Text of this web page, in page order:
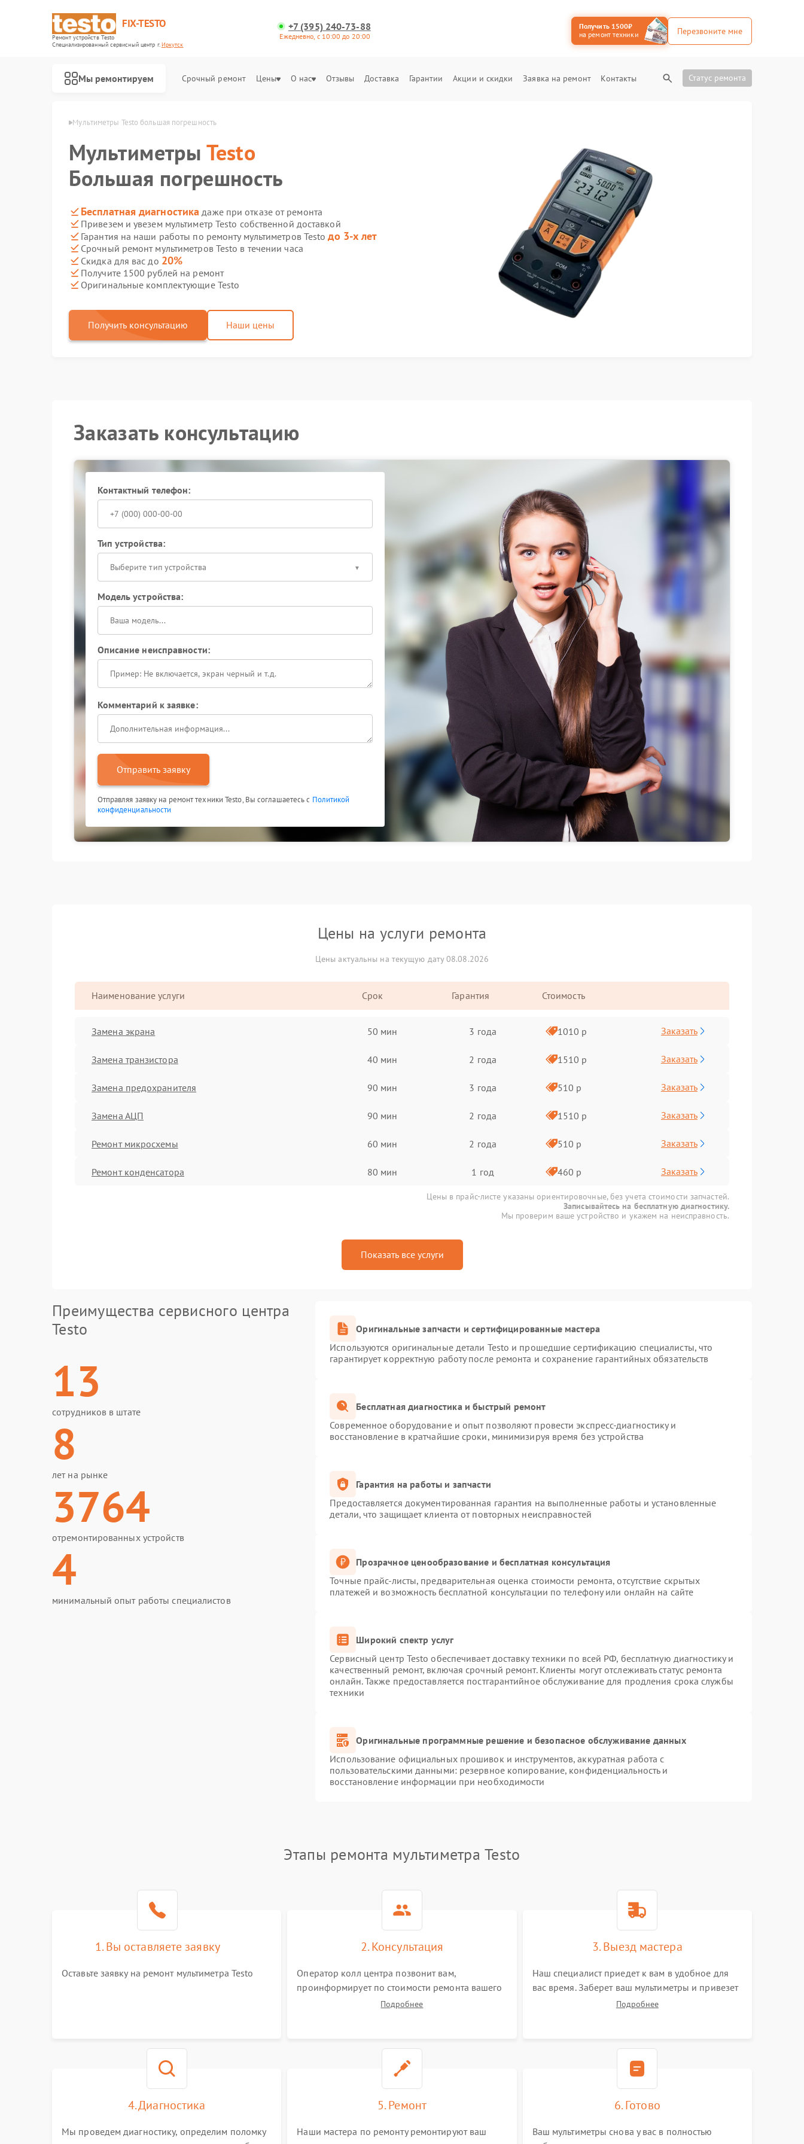
FIX-TESTO
Ремонт устройств Testo
Специализированный cервисный центр г.Иркутск
+7 (395) 240-73-88
Ежедневно, с 10:00 до 20:00
Получить 1500₽
на ремонт техники
Перезвоните мне
Мы ремонтируем Срочный ремонт Цены О нас Отзывы Доставка Гарантии Акции и скидки Заявка на ремонт Контакты Статус ремонта
Testo в Иркутске Мультиметры Testo большая погрешность
МультиметрыTesto
Большая погрешность
Бесплатная диагностика даже при отказе от ремонта
Привезем и увезем мультиметр Testo собственной доставкой
Гарантия на наши работы по ремонту мультиметров Testoдо 3-х лет
Срочный ремонт мультиметров Testo в течении часа
Скидка для вас до 20%
Получите 1500 рублей на ремонт
Оригинальные комплектующие Testo
Получить консультацию Наши цены
Заказать консультацию
Контактный телефон:
Тип устройства:
Выберите тип устройства
Модель устройства:
Описание неисправности:
Комментарий к заявке:
Отправить заявку
Отправляя заявку на ремонт техники Testo, Вы соглашаетесь с Политикой
конфиденциальности
Цены на услуги ремонта
Цены актуальны на текущую дату 08.08.2026
Наименование услуги Срок Гарантия Стоимость
Замена экрана 50 мин 3 года 1010 р Заказать
Замена транзистора 40 мин 2 года 1510 р Заказать
Замена предохранителя 90 мин 3 года 510 р Заказать
Замена АЦП 90 мин 2 года 1510 р Заказать
Ремонт микросхемы 60 мин 2 года 510 р Заказать
Ремонт конденсатора 80 мин 1 год 460 р Заказать
Цены в прайс-листе указаны ориентировочные, без учета стоимости запчастей.
Записывайтесь на бесплатную диагностику.
Мы проверим ваше устройство и укажем на неисправность.
Показать все услуги
Преимущества сервисного центра
Testo
13
сотрудников в штате
8
лет на рынке
3764
отремонтированных устройств
4
минимальный опыт работы специалистов
Оригинальные запчасти и сертифицированные мастера
Используются оригинальные детали Testo и прошедшие сертификацию специалисты, что
гарантирует корректную работу после ремонта и сохранение гарантийных обязательств
Бесплатная диагностика и быстрый ремонт
Современное оборудование и опыт позволяют провести экспресс-диагностику и
восстановление в кратчайшие сроки, минимизируя время без устройства
Гарантия на работы и запчасти
Предоставляется документированная гарантия на выполненные работы и установленные
детали, что защищает клиента от повторных неисправностей
Прозрачное ценообразование и бесплатная консультация
Точные прайс-листы, предварительная оценка стоимости ремонта, отсутствие скрытых
платежей и возможность бесплатной консультации по телефону или онлайн на сайте
Широкий спектр услуг
Сервисный центр Testo обеспечивает доставку техники по всей РФ, бесплатную диагностику и
качественный ремонт, включая срочный ремонт. Клиенты могут отслеживать статус ремонта
онлайн. Также предоставляется постгарантийное обслуживание для продления срока службы
техники
Оригинальные программные решение и безопасное обслуживание данных
Использование официальных прошивок и инструментов, аккуратная работа с
пользовательскими данными: резервное копирование, конфиденциальность и
восстановление информации при необходимости
Этапы ремонта мультиметра Testo
1. Вы оставляете заявку
Оставьте заявку на ремонт мультиметра Testo
2. Консультация
Оператор колл центра позвонит вам,
проинформирует по стоимости ремонта вашего
мультиметра а также ответит на все ваши
Подробнее
3. Выезд мастера
Наш специалист приедет к вам в удобное для
вас время. Заберет ваш мультиметры и привезет
на склад для диагностики.
Подробнее
4. Диагностика
Мы проведем диагностику, определим поломку
5. Ремонт
Наши мастера по ремонту ремонтируют ваш
6. Готово
Ваш мультиметры снова у вас в полностью